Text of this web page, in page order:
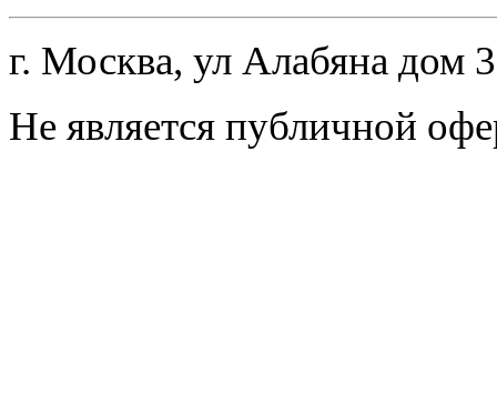
г. Москва, ул Алабяна дом
Не является публичной